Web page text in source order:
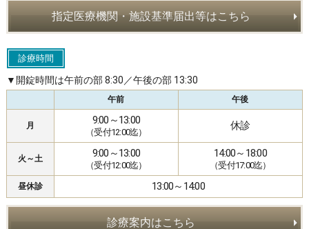
指定医療機関・施設基準届出等はこちら
診療時間
▼開錠時間は午前の部 8:30／午後の部 13:30
午前 午後
月 9:00～13:00
（受付12:00迄）
休診
火～土 9:00～13:00
（受付12:00迄）
14:00～18:00
（受付17:00迄）
昼休診 13:00～14:00
診療案内はこちら